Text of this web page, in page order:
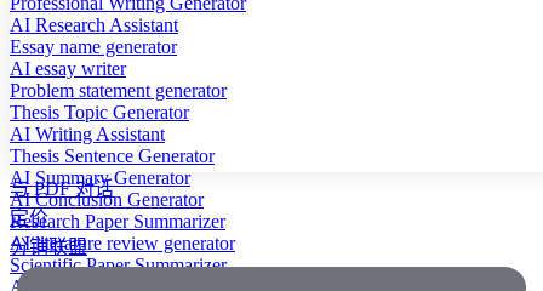
AI Research Assistant
Essay name generator
AI essay writer
Problem statement generator
Thesis Topic Generator
AI Writing Assistant
Thesis Sentence Generator
AI Summary Generator
AI Conclusion Generator
Research Paper Summarizer
AI literature review generator
Scientific Paper Summarizer
AI case study generator
与 PDF 对话
定价
分销联盟